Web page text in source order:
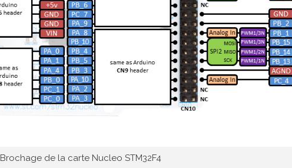
Brochage de la carte Nucleo STM32F4